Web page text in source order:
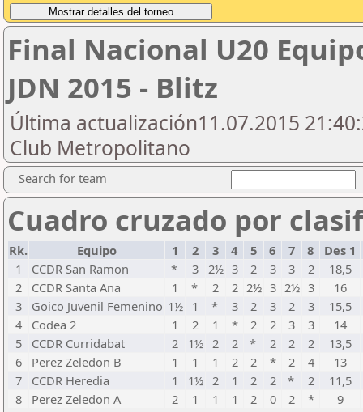
Final Nacional U20
JDN 2015 - Blitz
Última actualización11.07.2015
Club Metropolitano
Search for team
Cuadro cruzado por
Rk. Equipo 1 2 3 4 5 6 7 8 Des 1
1
CCDR San Ramon * 3 2½ 3 2 3 3 2
18,5
2
CCDR Santa Ana 1 * 2 2 2½ 3 2½ 3
16
3
Goico Juvenil Femenino 1½ 1 * 3 2 3 2 3
15,5
4
Codea 2 1 2 1 * 2 2 3 3
14
5
CCDR Curridabat 2 1½ 2 2 * 2 2 2
13,5
6
Perez Zeledon B 1 1 1 2 2 * 2 4
13
7
CCDR Heredia 1 1½ 2 1 2 2 * 2
11,5
8
Perez Zeledon A 2 1 1 1 2 0 2 * 9